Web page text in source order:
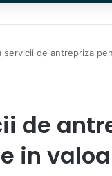
servicii de antrepriza
de
in